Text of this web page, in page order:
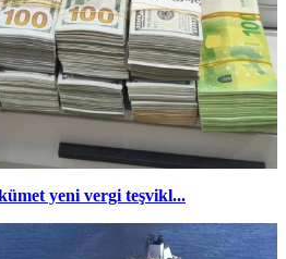
yeni vergi teşvikl...